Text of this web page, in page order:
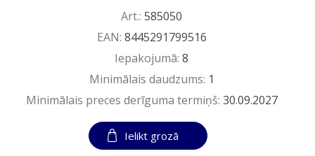
Art.: 585050
EAN: 8445291799516
Iepakojumā:8
Minimālais daudzums: 1
Minimālais preces derīguma termiņš: 30.09.2027
Ielikt grozā